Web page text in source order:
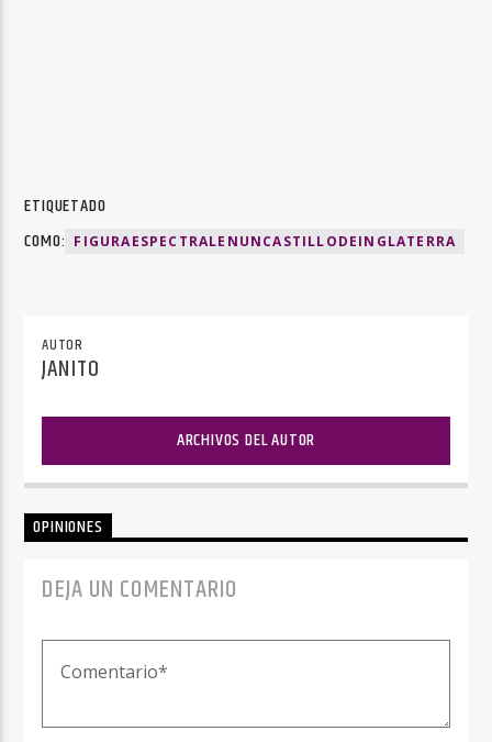
ETIQUETADO
COMO: FIGURAESPECTRALENUNCASTILLODEINGLATERRA
AUTOR
JANITO
ARCHIVOS DEL AUTOR
OPINIONES
DEJA UN COMENTARIO